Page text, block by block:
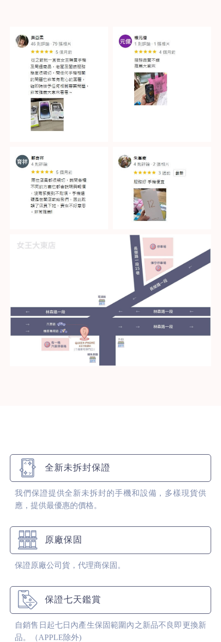
全新未拆封保證
我們保證提供全新未拆封的手機和設備，多樣現貨供
應，提供最優惠的價格。
原廠保固
保證原廠公司貨，代理商保固。
保證七天鑑賞
自銷售日起七日內產生保固範圍內之新品不良即更換新
品。（APPLE除外)